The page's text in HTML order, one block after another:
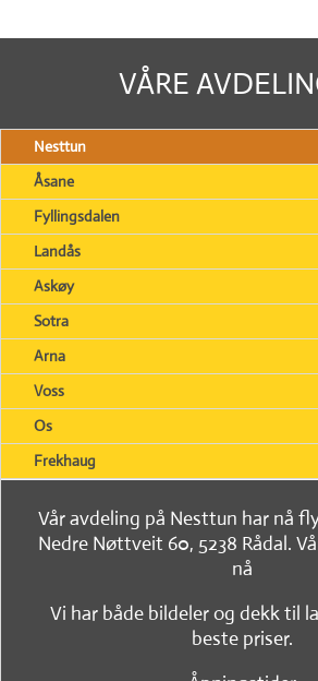
VÅRE
Nesttun
Åsane
Fyllingsdalen
Landås
Askøy
Sotra
Arna
Voss
Os
Frekhaug
Vår avdeling på Nesttun har nå
Nedre Nøttveit 60, 5238 Rådal.
nå
Vi har både bildeler og dekk til
beste priser.